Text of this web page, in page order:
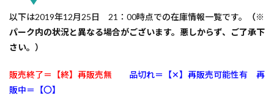
以下は2019年12月25日 21：00時点での在庫情報一覧です。
（※
パーク内の状況と異なる場合がございます。悪しからず、ご了承下
さい。）
販売終了＝【終】再販売無
品切れ＝【✕】再販売可能性有 再
販中＝【〇】